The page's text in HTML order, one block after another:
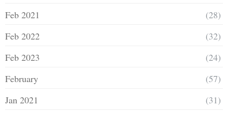
Feb 2021
(28)
Feb 2022
(32)
Feb 2023
(24)
February
(57)
Jan 2021
(31)